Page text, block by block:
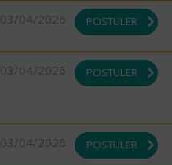
03/04/2026 POSTULER
03/04/2026 POSTULER
03/04/2026 POSTULER